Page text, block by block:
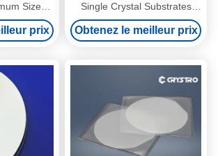
Size 4
0.5
prix
Single Crystal Substrates
with Maximum Size of 4 Inch
Diameter and Test Report
Provided
Obtenez le meilleur prix